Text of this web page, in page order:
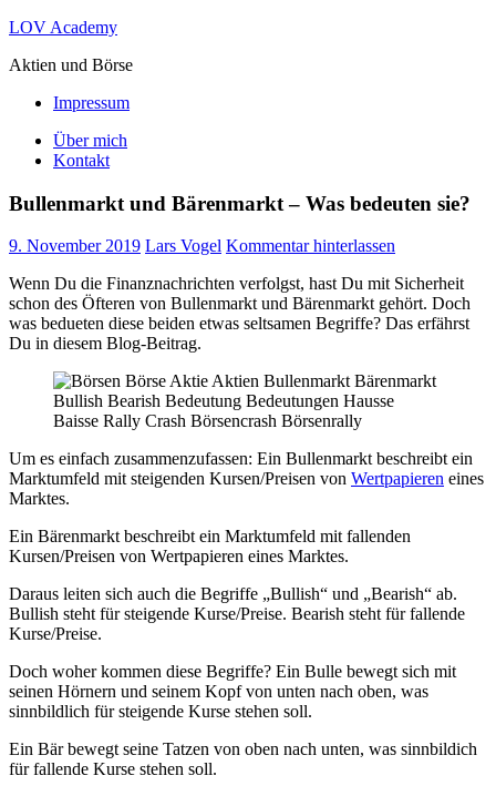
Zum
springen
LOV Academy
Aktien und Börse
Impressum
Über mich
Kontakt
Bullenmarkt und Bärenmarkt – Was bedeuten sie?
9. November 2019 Lars Vogel Kommentar hinterlassen
Wenn Du die Finanznachrichten verfolgst, hast Du mit Sicherheit
schon des Öfteren von Bullenmarkt und Bärenmarkt gehört. Doch
was bedueten diese beiden etwas seltsamen Begriffe? Das erfährst
Du in diesem Blog-Beitrag.
Um es einfach zusammenzufassen: Ein Bullenmarkt beschreibt ein
Marktumfeld mit steigenden Kursen/Preisen von Wertpapieren eines
Marktes.
Ein Bärenmarkt beschreibt ein Marktumfeld mit fallenden
Kursen/Preisen von Wertpapieren eines Marktes.
Daraus leiten sich auch die Begriffe „Bullish“ und „Bearish“ ab.
Bullish steht für steigende Kurse/Preise. Bearish steht für fallende
Kurse/Preise.
Doch woher kommen diese Begriffe? Ein Bulle bewegt sich mit
seinen Hörnern und seinem Kopf von unten nach oben, was
sinnbildlich für steigende Kurse stehen soll.
Ein Bär bewegt seine Tatzen von oben nach unten, was sinnbildich
für fallende Kurse stehen soll.